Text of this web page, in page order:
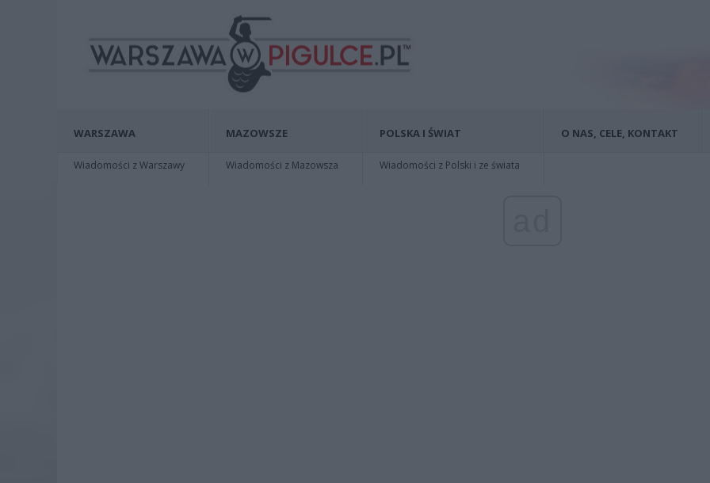
WARSZAWA
Wiadomości z Warszawy
MAZOWSZE
Wiadomości z Mazowsza
POLSKA I ŚWIAT
Wiadomości z Polski i ze świata
O NAS, CELE, KONTAKT